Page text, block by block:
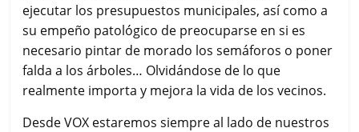
ejecutar los presupuestos municipales, así como a
su empeño patológico de preocuparse en si es
necesario pintar de morado los semáforos o poner
falda a los árboles… Olvidándose de lo que
realmente importa y mejora la vida de los vecinos.
Desde VOX estaremos siempre al lado de nuestros